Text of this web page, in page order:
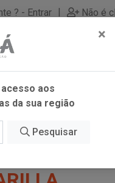
? - Entrar | Não é
×
aos
da sua região
Pesquisar